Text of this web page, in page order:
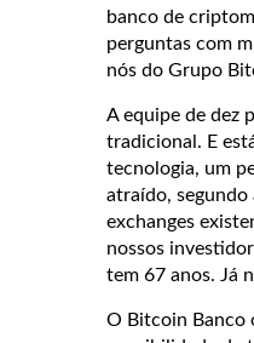
banco de
perguntas com
nós do Grupo
A equipe de dez
tradicional. E
tecnologia, um
atraído, segundo
exchanges
nossos
tem 67 anos. Já
O Bitcoin Banco